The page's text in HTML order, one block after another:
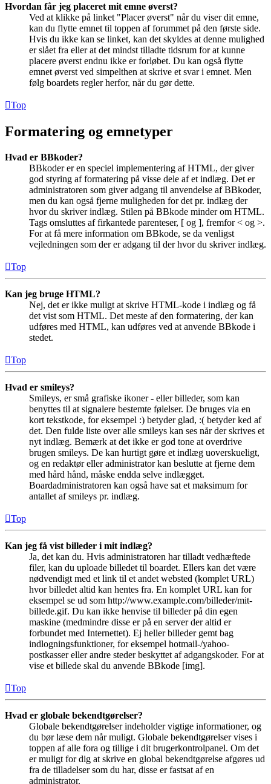
Hvordan får jeg placeret mit emne øverst?
Ved at klikke på linket "Placer øverst" når du viser dit emne,
kan du flytte emnet til toppen af forummet på den første side.
Hvis du ikke kan se linket, kan det skyldes at denne mulighed
er slået fra eller at det mindst tilladte tidsrum for at kunne
placere øverst endnu ikke er forløbet. Du kan også flytte
emnet øverst ved simpelthen at skrive et svar i emnet. Men
følg boardets regler herfor, når du gør dette.
Top
Formatering og emnetyper
Hvad er BBkoder?
BBkoder er en speciel implementering af HTML, der giver
god styring af formatering på visse dele af et indlæg. Det er
administratoren som giver adgang til anvendelse af BBkoder,
men du kan også fjerne muligheden for det pr. indlæg der
hvor du skriver indlæg. Stilen på BBkode minder om HTML.
Tags omsluttes af firkantede parenteser, [ og ], fremfor < og >.
For at få mere information om BBkode, se da venligst
vejledningen som der er adgang til der hvor du skriver indlæg.
Top
Kan jeg bruge HTML?
Nej, det er ikke muligt at skrive HTML-kode i indlæg og få
det vist som HTML. Det meste af den formatering, der kan
udføres med HTML, kan udføres ved at anvende BBkode i
stedet.
Top
Hvad er smileys?
Smileys, er små grafiske ikoner - eller billeder, som kan
benyttes til at signalere bestemte følelser. De bruges via en
kort tekstkode, for eksempel :) betyder glad, :( betyder ked af
det. Den fulde liste over alle smileys kan ses når der skrives et
nyt indlæg. Bemærk at det ikke er god tone at overdrive
brugen smileys. De kan hurtigt gøre et indlæg uoverskueligt,
og en redaktør eller administrator kan beslutte at fjerne dem
med hård hånd, måske endda selve indlægget.
Boardadministratoren kan også have sat et maksimum for
antallet af smileys pr. indlæg.
Top
Kan jeg få vist billeder i mit indlæg?
Ja, det kan du. Hvis administratoren har tilladt vedhæftede
filer, kan du uploade billedet til boardet. Ellers kan det være
nødvendigt med et link til et andet websted (komplet URL)
hvor billedet altid kan hentes fra. En komplet URL kan for
eksempel se ud som http://www.example.com/billeder/mit-
billede.gif. Du kan ikke henvise til billeder på din egen
maskine (medmindre disse er på en server der altid er
forbundet med Internettet). Ej heller billeder gemt bag
indlogningsfunktioner, for eksempel hotmail-/yahoo-
postkasser eller andre steder beskyttet af adgangskoder. For at
vise et billede skal du anvende BBkode [img].
Top
Hvad er globale bekendtgørelser?
Globale bekendtgørelser indeholder vigtige informationer, og
du bør læse dem når muligt. Globale bekendtgørelser vises i
toppen af alle fora og tillige i dit brugerkontrolpanel. Om det
er muligt for dig at skrive en global bekendtgørelse afgøres ud
fra de tilladelser som du har, disse er fastsat af en
administrator.